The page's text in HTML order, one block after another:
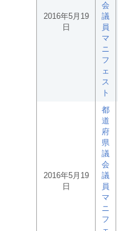
2016年5月19
日
会
議
員
マ
ニ
フ
ェ
ス
ト
2016年5月19
日
都
道
府
県
議
会
議
員
マ
ニ
フ